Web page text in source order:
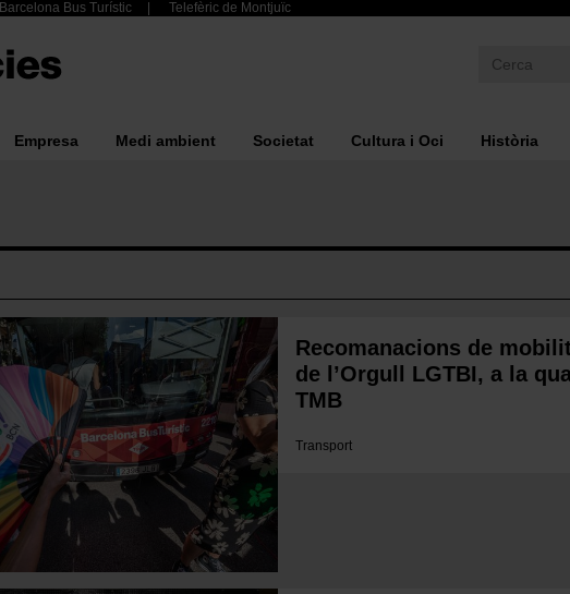
Barcelona Bus Turístic Telefèric de Montjuïc
Empresa Medi ambient Societat Cultura i Oci Història
Recomanacions de
de l’Orgull LGTBI, a la
TMB
Transport